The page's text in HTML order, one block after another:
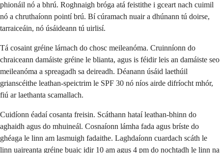
phionáil nó a bhrú. Roghnaigh bróga atá feistithe i gceart nach cuimil
nó a chruthaíonn pointí brú. Bí cúramach nuair a dhúnann tú doirse,
tarraiceáin, nó úsáideann tú uirlisí.
Tá cosaint gréine lárnach do chosc meileanóma. Cruinníonn do
chraiceann damáiste gréine le blianta, agus is féidir leis an damáiste seo
meileanóma a spreagadh sa deireadh. Déanann úsáid laethúil
grianscéithe leathan-speictrim le SPF 30 nó níos airde difríocht mhór,
fiú ar laethanta scamallach.
Cuidíonn éadaí cosanta freisin. Scáthann hataí leathan-bhinn do
aghaidh agus do mhuineál. Cosnaíonn lámha fada agus bríste do
ghéaga le linn am lasmuigh fadaithe. Laghdaíonn cuardach scáth le
linn uaireanta gréine buaic idir 10 am agus 4 pm do nochtadh le linn na